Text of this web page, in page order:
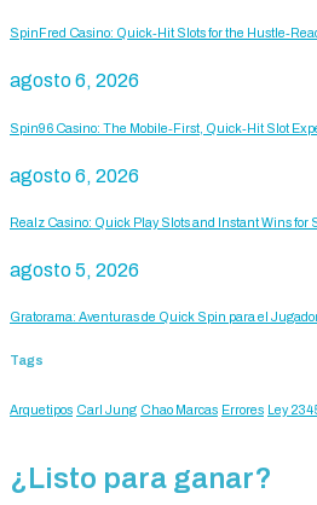
SpinFred Casino: Quick‑Hit Slots for the
agosto 6, 2026
Spin96 Casino: The Mobile‑First, Quick‑Hit Slot
agosto 6, 2026
Realz Casino: Quick Play Slots and Instant Wins for
agosto 5, 2026
Gratorama: Aventuras de Quick Spin para el
Tags
Arquetipos Carl Jung Chao Marcas Errores Ley
¿Listo para ganar?